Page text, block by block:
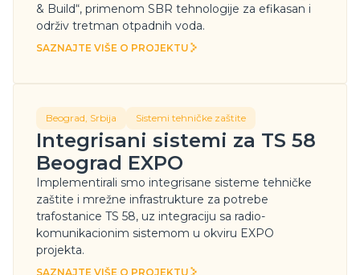
& Build“, primenom SBR tehnologije za efikasan i
održiv tretman otpadnih voda.
SAZNAJTE VIŠE O PROJEKTU
Beograd, Srbija Sistemi tehničke zaštite
Integrisani sistemi za TS 58
Beograd EXPO
Implementirali smo integrisane sisteme tehničke
zaštite i mrežne infrastrukture za potrebe
trafostanice TS 58, uz integraciju sa radio-
komunikacionim sistemom u okviru EXPO
projekta.
SAZNAJTE VIŠE O PROJEKTU